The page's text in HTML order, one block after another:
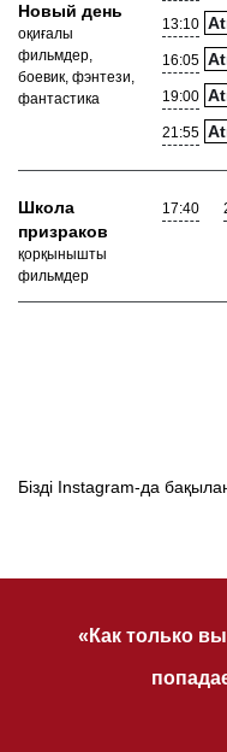
Новый день
оқиғалы
фильмдер,
боевик, фэнтези,
фантастика
13:10
16:05
19:00
21:55
Школа
призраков
қорқынышты
фильмдер
17:40
Бізді Instagram-да
«Как только